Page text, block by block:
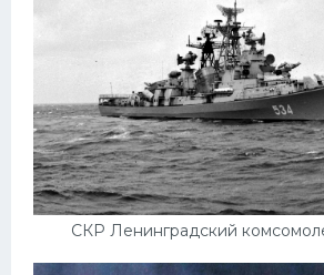
СКР Ленинградский
Прогулочные суда
Лимузины
Камаз
Автобусы
Хонда